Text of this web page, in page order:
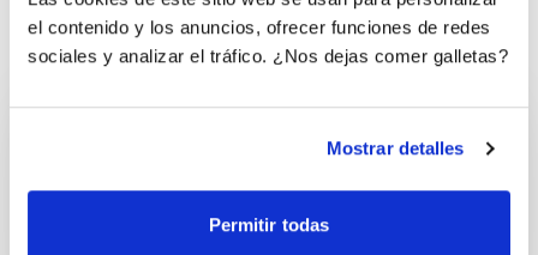
el contenido y los anuncios, ofrecer funciones de redes
sociales y analizar el tráfico. ¿Nos dejas comer galletas?
Mostrar detalles
Permitir todas